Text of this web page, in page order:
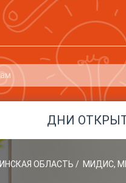
ДНИ
ОБЛАСТЬ / МИДИС,